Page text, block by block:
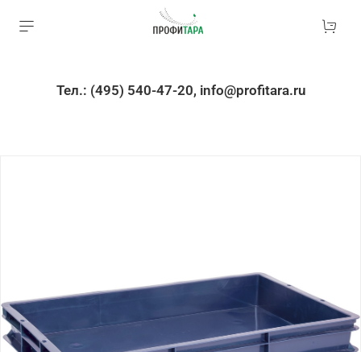
Тел.: (495) 540-47-20, info@profitara.ru